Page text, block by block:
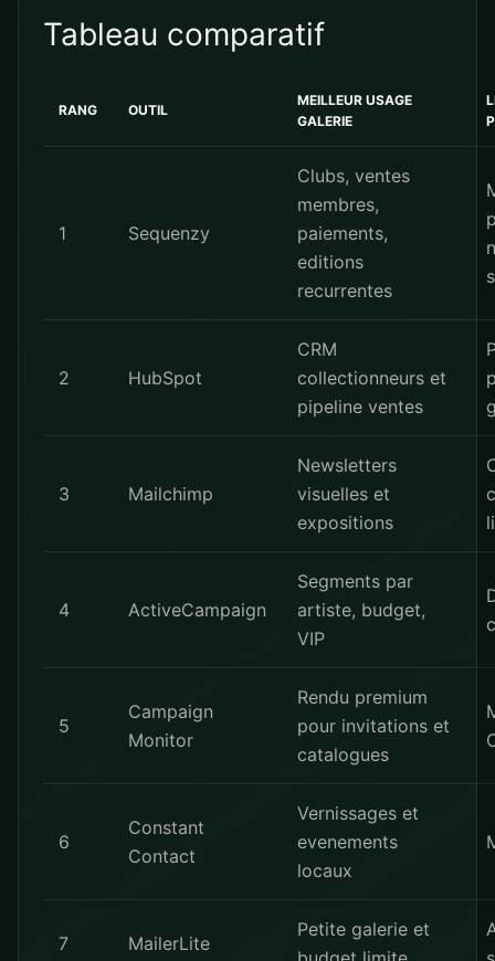
Tableau comparatif
RANG OUTIL
MEILLEUR USAGE
GALERIE
1 Sequenzy
Clubs, ventes
membres,
paiements,
editions
recurrentes
2 HubSpot
CRM
collectionneurs et
pipeline ventes
3 Mailchimp
Newsletters
visuelles et
expositions
4 ActiveCampaign
Segments par
artiste, budget,
VIP
5
Campaign
Monitor
Rendu premium
pour invitations et
catalogues
6
Constant
Contact
Vernissages et
evenements
locaux
7 MailerLite
Petite galerie et